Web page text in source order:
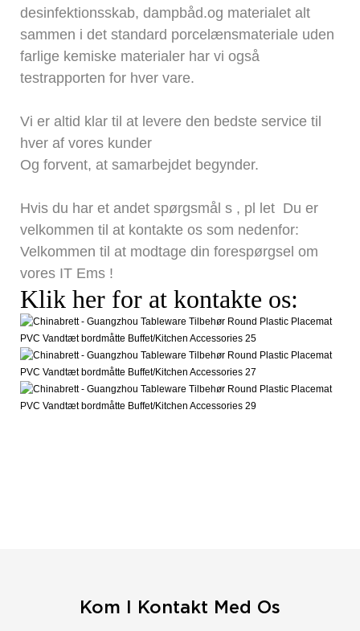
desinfektionsskab, dampbåd.og materialet alt
sammen i det standard porcelænsmateriale uden
farlige kemiske materialer har vi også
testrapporten for hver vare.
Vi er altid klar til at levere den bedste service til
hver af vores kunder
Og forvent, at samarbejdet begynder.
Hvis du har et andet spørgsmål s , pl let Du er
velkommen til at kontakte os som nedenfor:
Velkommen til at modtage din forespørgsel om
vores IT Ems !
Klik her for at kontakte os:
Kom I Kontakt Med Os